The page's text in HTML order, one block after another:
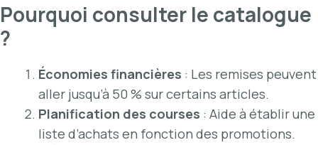
Pourquoi consulter le catalogue
?
Économies financières : Les remises peuvent
aller jusqu’à 50 % sur certains articles.
Planification des courses : Aide à établir une
liste d’achats en fonction des promotions.